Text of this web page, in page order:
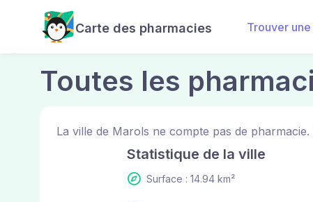
Carte des pharmacies Trouver
Toutes les
La ville de Marols ne compte pas de
Statistique de la ville
Surface : 14.94 km²